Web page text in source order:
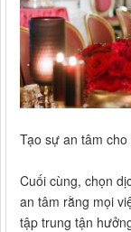
Tạo sự an tâm
Cuối cùng, chọn
an tâm rằng mọi
tập trung tận